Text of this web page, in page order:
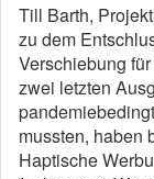
Till Barth,
zu dem
Verschiebung
zwei letzten
mussten, haben
Haptische